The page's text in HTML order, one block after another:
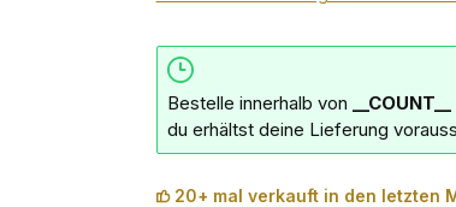
Bestelle innerhalb von
du erhältst deine Lieferung
20+ mal verkauft in den letzten